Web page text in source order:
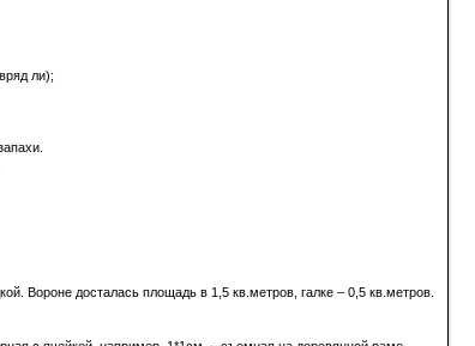
ли);
Вороне досталась площадь в 1,5 кв.метров, галке – 0,5 кв.метров.